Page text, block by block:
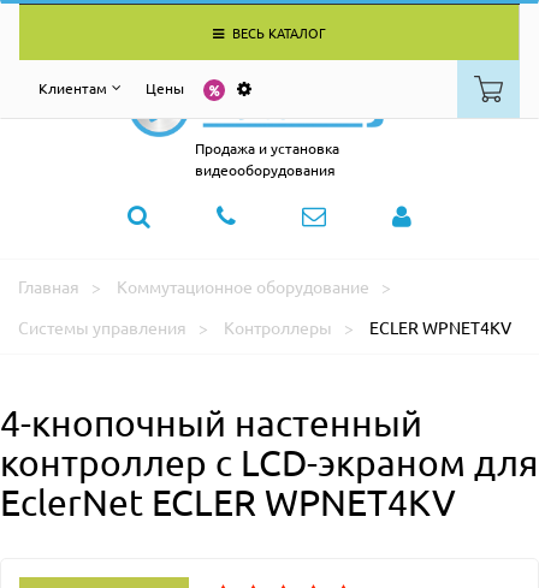
ВЕСЬ КАТАЛОГ
Клиентам Цены
Продажа и установка
видеооборудования
Главная
Коммутационное оборудование
Системы управления
Контроллеры ECLER WPNET4KV
4-кнопочный настенный
контроллер с LCD-экраном для
EclerNet ECLER WPNET4KV